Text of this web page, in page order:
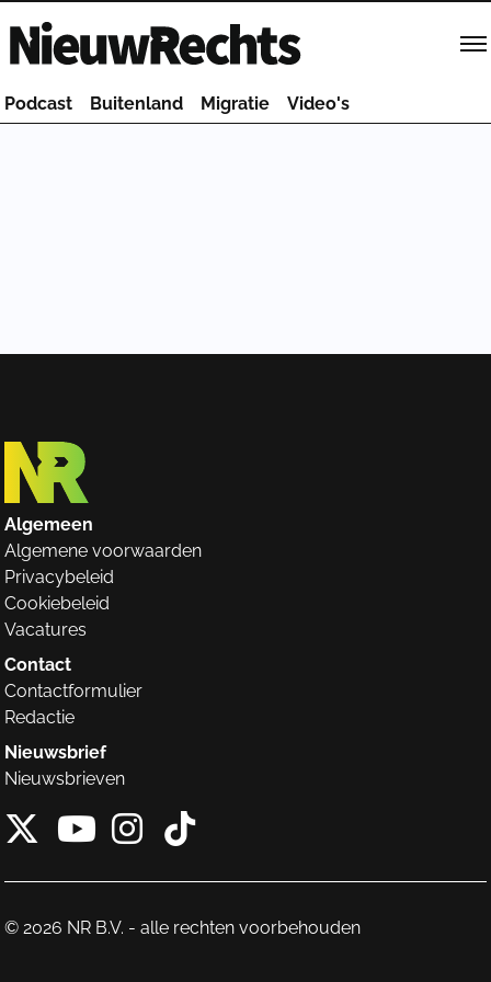
Homepage van NieuwRechts
Podcast Buitenland Migratie Video's
Algemeen
Algemene voorwaarden
Privacybeleid
Cookiebeleid
Vacatures
Contact
Contactformulier
Redactie
Nieuwsbrief
Nieuwsbrieven
X van NieuwRechts
Instagram van
Tiktok van
© 2026 NR B.V. - alle rechten voorbehouden